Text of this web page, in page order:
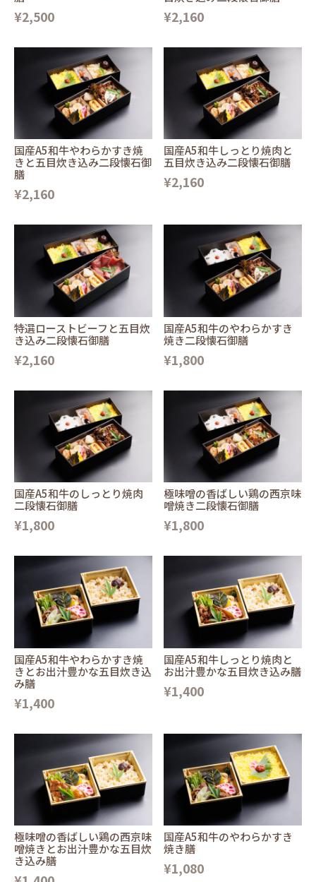
¥2,500 ¥2,160
国産A5和牛やわらかすき焼
きと五目炊き込み二段懐石御
膳
¥2,160
国産A5和牛しっとり焼肉と
五目炊き込み二段懐石御膳
¥2,160
特選ローストビーフと五目炊
き込み二段懐石御膳
¥2,160
国産A5和牛のやわらかすき
焼き二段懐石御膳
¥1,800
国産A5和牛のしっとり焼肉
二段懐石御膳
¥1,800
極味噌の香ばしい鶏の西京味
噌焼き二段懐石御膳
¥1,800
国産A5和牛やわらかすき焼
きとお出汁豊かな五目炊き込
み膳
¥1,400
国産A5和牛しっとり焼肉と
お出汁豊かな五目炊き込み膳
¥1,400
極味噌の香ばしい鶏の西京味
噌焼きとお出汁豊かな五目炊
き込み膳
国産A5和牛のやわらかすき
焼き膳
¥1,080